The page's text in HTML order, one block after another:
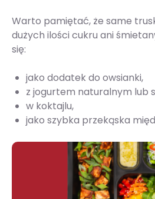
Warto pamiętać, że same
dużych ilości cukru ani
się:
jako dodatek do owsianki,
z jogurtem naturalnym lub
w koktajlu,
jako szybka przekąska